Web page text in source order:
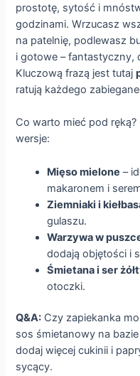
prostotę, sytość i
godzinami. Wrzucasz
na patelnię, podlewasz
i gotowe – fantastyczny,
Kluczową frazą jest tutaj
ratują każdego
Co warto mieć pod
wersje:
Mięso mielone –
makaronem i
Ziemniaki i
gulaszu.
Warzywa w
dodają objętości i
Śmietana i ser
otoczki.
Q&A: Czy zapiekanka
sos śmietanowy na
dodaj więcej cukinii i
sycący.